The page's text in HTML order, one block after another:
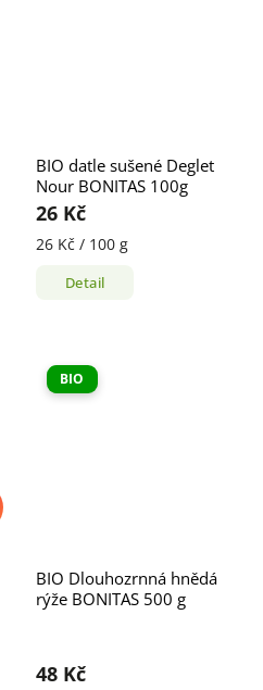
BIO datle sušené Deglet
Nour BONITAS 100g
26 Kč
26 Kč / 100 g
Detail
BIO
BIO Dlouhozrnná hnědá
rýže BONITAS 500 g
48 Kč